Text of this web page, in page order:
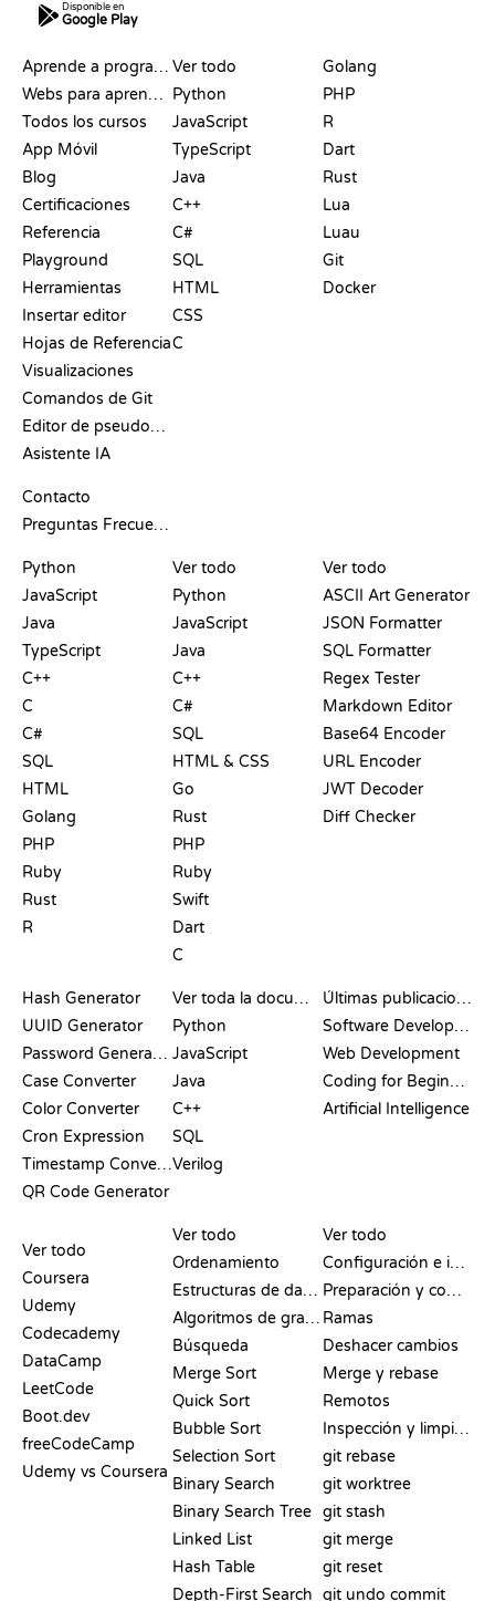
Disponible en
Google Play
Aprende a programar
Webs para aprender a programar gratis
Todos los cursos
App Móvil
Blog
Certificaciones
Referencia
Playground
Herramientas
Insertar editor
Hojas de Referencia
Visualizaciones
Comandos de Git
Editor de pseudocódigo
Asistente IA
Contacto
Preguntas Frecuentes
Ver todo
Python
JavaScript
TypeScript
Java
C++
C#
SQL
HTML
CSS
C
Golang
PHP
R
Dart
Rust
Lua
Luau
Git
Docker
Python
JavaScript
Java
TypeScript
C++
C
C#
SQL
HTML
Golang
PHP
Ruby
Rust
R
Ver todo
Python
JavaScript
Java
C++
C#
SQL
HTML & CSS
Go
Rust
PHP
Ruby
Swift
Dart
C
Ver todo
ASCII Art Generator
JSON Formatter
SQL Formatter
Regex Tester
Markdown Editor
Base64 Encoder
URL Encoder
JWT Decoder
Diff Checker
Hash Generator
UUID Generator
Password Generator
Case Converter
Color Converter
Cron Expression
Timestamp Converter
QR Code Generator
Ver toda la documentación
Python
JavaScript
Java
C++
SQL
Verilog
Últimas publicaciones
Software Development
Web Development
Coding for Beginners
Artificial Intelligence
Ver todo
Coursera
Udemy
Codecademy
DataCamp
LeetCode
Boot.dev
freeCodeCamp
Udemy vs Coursera
Ver todo
Ordenamiento
Estructuras de datos
Algoritmos de grafos
Búsqueda
Merge Sort
Quick Sort
Bubble Sort
Selection Sort
Binary Search
Binary Search Tree
Linked List
Hash Table
Depth-First Search
Ver todo
Configuración e inicio
Preparación y commit
Ramas
Deshacer cambios
Merge y rebase
Remotos
Inspección y limpieza
git rebase
git worktree
git stash
git merge
git reset
git undo commit